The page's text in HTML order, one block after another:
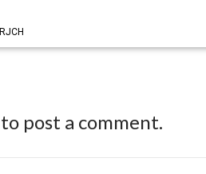
RJCH
to post a comment.